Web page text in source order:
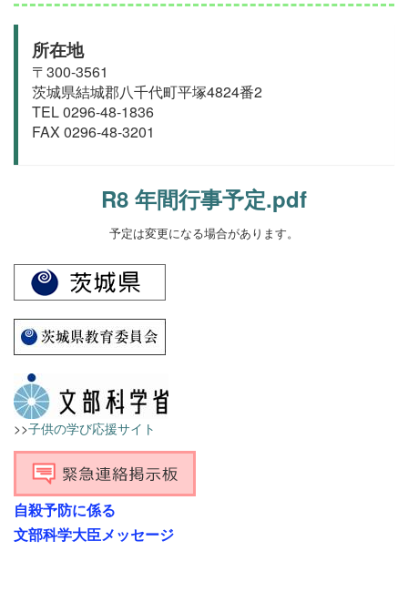
所在地
〒300-3561
茨城県結城郡八千代町平塚4824番2
TEL 0296-48-1836
FAX 0296-48-3201
R8 年間行事予定.pdf
予定は変更になる場合があります。
>>子供の学び応援サイト
自殺予防に係る
文部科学大臣メッセージ